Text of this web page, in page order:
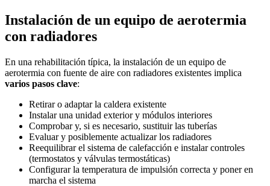
Instalación de un equipo de aerotermia
con radiadores
En una rehabilitación típica, la instalación de un equipo de
aerotermia con fuente de aire con radiadores existentes implica
varios pasos clave:
Retirar o adaptar la caldera existente
Instalar una unidad exterior y módulos interiores
Comprobar y, si es necesario, sustituir las tuberías
Evaluar y posiblemente actualizar los radiadores
Reequilibrar el sistema de calefacción e instalar controles
(termostatos y válvulas termostáticas)
Configurar la temperatura de impulsión correcta y poner en
marcha el sistema